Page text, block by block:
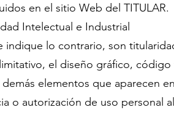
en el sitio Web del TITULAR.
Intelectual e Industrial
lo contrario, son
el diseño gráfico,
elementos que aparecen
o autorización de uso personal